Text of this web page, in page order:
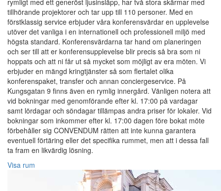
rymligt med ett generöst ljusinsläpp, har två stora skärmar med
tillhörande projektorer och tar upp till 110 personer. Med en
förstklassig service erbjuder våra konferensvärdar en upplevelse
utöver det vanliga i en internationell och professionell miljö med
högsta standard. Konferensvärdarna tar hand om planeringen
och ser till att er konferensupplevelse blir precis så bra som ni
hoppats och att ni får ut så mycket som möjligt av era möten. Vi
erbjuder en mängd kringtjänster så som flertalet olika
konferenspaket, transfer och annan conciergeservice. På
Kungsgatan 9 finns även en rymlig innergård. Vänligen notera att
vid bokningar med genomförande efter kl. 17:00 på vardagar
samt lördagar och söndagar tillämpas andra priser för lokaler. Vid
bokningar som inkommer efter kl. 17:00 dagen före bokat möte
förbehåller sig CONVENDUM rätten att inte kunna garantera
eventuell förtäring eller det specifika rummet, men att i dessa fall
ta fram en likvärdig lösning.
Visa rum